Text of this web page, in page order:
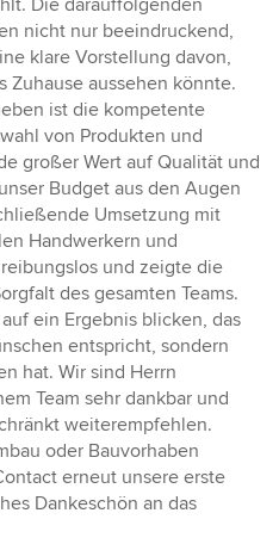
Die darauffolgenden
nicht nur beeindruckend,
klare Vorstellung davon,
Zuhause aussehen könnte.
ist die kompetente
von Produkten und
großer Wert auf Qualität und
Budget aus den Augen
Umsetzung mit
Handwerkern und
und zeigte die
des gesamten Teams.
ein Ergebnis blicken, das
entspricht, sondern
hat. Wir sind Herrn
Team sehr dankbar und
weiterempfehlen.
oder Bauvorhaben
erneut unsere erste
Dankeschön an das